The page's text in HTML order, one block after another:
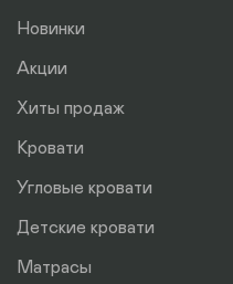
Новинки
Акции
Хиты продаж
Кровати
Угловые кровати
Детские кровати
Матрасы